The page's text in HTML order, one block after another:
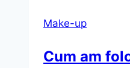
Make-up
Cum am